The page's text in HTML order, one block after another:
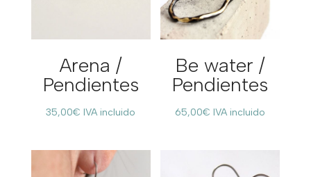
Arena /
Pendientes
35,00€ IVA incluido
Be water /
Pendientes
65,00€ IVA incluido